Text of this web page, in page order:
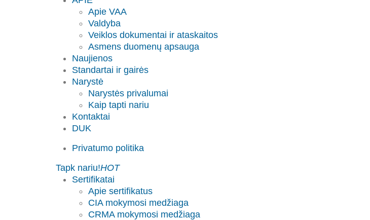
Apie VAA
Valdyba
Veiklos dokumentai ir ataskaitos
Asmens duomenų apsauga
Naujienos
Standartai ir gairės
Narystė
Narystės privalumai
Kaip tapti nariu
Kontaktai
DUK
Privatumo politika
Tapk nariu!HOT
Sertifikatai
Apie sertifikatus
CIA mokymosi medžiaga
CRMA mokymosi medžiaga